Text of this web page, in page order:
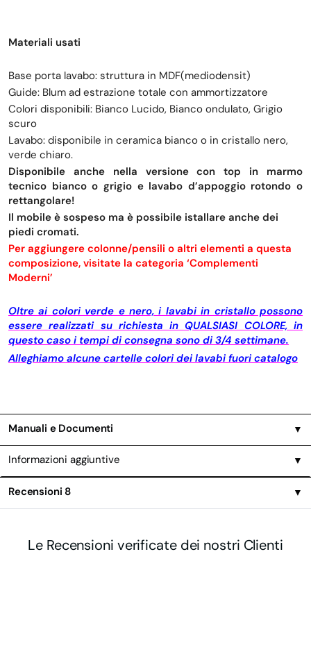
Materiali usati
Base porta lavabo: struttura in MDF(mediodensit)
Guide: Blum ad estrazione totale con ammortizzatore
Colori disponibili: Bianco Lucido, Bianco ondulato, Grigio
scuro
Lavabo: disponibile in ceramica bianco o in cristallo nero,
verde chiaro.
Disponibile anche nella versione con top in marmo
tecnico bianco o grigio e lavabo d’appoggio rotondo o
rettangolare!
Il mobile è sospeso ma è possibile istallare anche dei
piedi cromati.
Per aggiungere colonne/pensili o altri elementi a questa
composizione, visitate la categoria ‘Complementi
Moderni’
Oltre ai colori verde e nero, i lavabi in cristallo possono
essere realizzati su richiesta in QUALSIASI COLORE, in
questo caso i tempi di consegna sono di 3/4 settimane.
Alleghiamo alcune cartelle colori dei lavabi fuori catalogo
Manuali e Documenti ▼
Informazioni aggiuntive ▼
Recensioni 8 ▼
Le Recensioni verificate dei nostri Clienti